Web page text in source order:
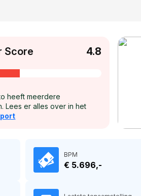
Score 4.8
heeft meerdere
Lees er alles over in het
BPM
€ 5.696,-